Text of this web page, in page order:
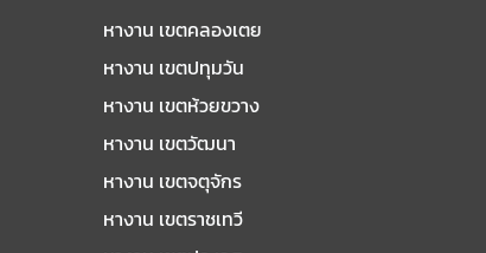
หางาน เขตคลองเตย
หางาน เขตปทุมวัน
หางาน เขตห้วยขวาง
หางาน เขตวัฒนา
หางาน เขตจตุจักร
หางาน เขตราชเทวี